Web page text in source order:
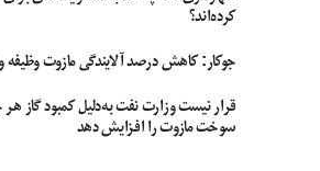
کرده‌اند؟
جوکار: کاهش درصد آلایندگی مازوت
قرار نیست وزارت نفت به‌دلیل کمبود گاز
سوخت مازوت را افزایش دهد